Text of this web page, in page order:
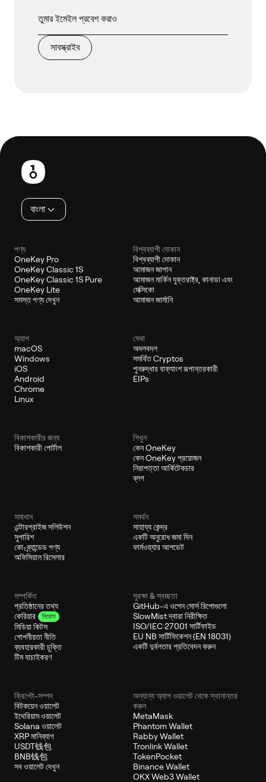
সাবস্ক্রাইব
পাদলেখ
বাংলা
পণ্য
OneKey Pro
OneKey Classic 1S
OneKey Classic 1S Pure
OneKey Lite
সমস্ত পণ্য দেখুন
বিশ্বব্যাপী দোকান
বিশ্বব্যাপী দোকান
আমাজন জাপান
আমাজন মার্কিন যুক্তরাষ্ট্র, কানাডা এবং
মেক্সিকো
আমাজন জার্মানি
অ্যাপ
macOS
Windows
iOS
Android
Chrome
Linux
সেবা
অদলবদল
সমর্থিত Cryptos
পুনরুদ্ধার বাক্যাংশ রূপান্তরকারী
EIPs
বিকাশকারীর জন্য
বিকাশকারী পোর্টাল
শিখুন
কেন OneKey
কেন OneKey প্রয়োজন
নিরাপত্তা আর্কিটেকচার
ব্লগ
সমাধান
এন্টারপ্রাইজ সলিউশন
সুপারিশ
কো-ব্র্যান্ডেড পণ্য
অফিসিয়াল রিসেলার
সমর্থন
সাহায্য কেন্দ্র
একটি অনুরোধ জমা দিন
ফার্মওয়্যার আপডেট
সম্পর্কিত
প্রতিষ্ঠানের তথ্য
কেরিয়ার
নিয়োগ
মিডিয়া কিটস
গোপনীয়তা নীতি
ব্যবহারকারী চুক্তি
টিম যাচাইকরণ
সুরক্ষা & স্বচ্ছতা
GitHub-এ ওপেন সোর্স রিপোগুলো
SlowMist দ্বারা নিরীক্ষিত
ISO/IEC 27001 সার্টিফাইড
EU NB সার্টিফিকেশন (EN 18031)
একটি দুর্বলতার প্রতিবেদন করুন
ক্রিপ্টো-সম্পদ
বিটকয়েন ওয়ালেট
ইথেরিয়াম ওয়ালেট
Solana ওয়ালেট
XRP মানিব্যাগ
USDT钱包
BNB钱包
সব ওয়ালেট দেখুন
অন্যান্য অ্যাপ ওয়ালেট থেকে স্থানান্তর
করুন
MetaMask
Phantom Wallet
Rabby Wallet
Tronlink Wallet
TokenPocket
Binance Wallet
OKX Web3 Wallet